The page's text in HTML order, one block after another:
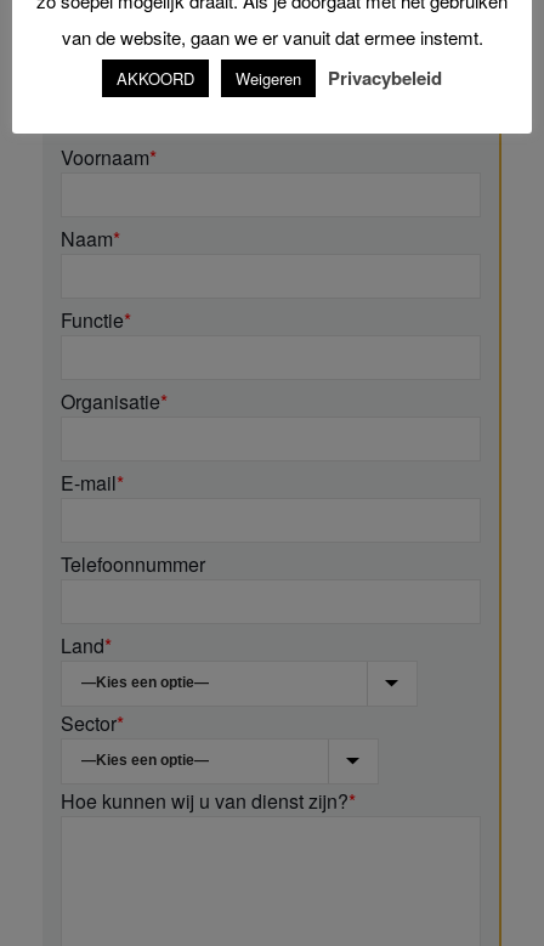
Neem contact op met een van onze
experts:
Voornaam*
Naam*
Functie*
Organisatie*
E-mail*
Telefoonnummer
Land*
Sector*
Hoe kunnen wij u van dienst zijn?*
van de website, gaan we er vanuit dat ermee instemt.
AKKOORD Weigeren Privacybeleid